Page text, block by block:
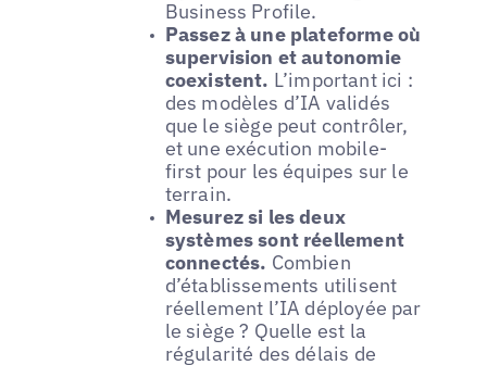
Business Profile.
Passez à une plateforme où
supervision et autonomie
coexistent. L’important ici :
des modèles d’IA validés
que le siège peut contrôler,
et une exécution mobile-
first pour les équipes sur le
terrain.
Mesurez si les deux
systèmes sont réellement
connectés. Combien
d’établissements utilisent
réellement l’IA déployée par
le siège ? Quelle est la
régularité des délais de